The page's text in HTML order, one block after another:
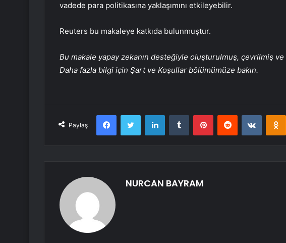
vadede para politikasına yaklaşımını etkileyebilir.
Reuters bu makaleye katkıda bulunmuştur.
Bu makale yapay zekanın desteğiyle oluşturulmuş, çevrilmiş
Daha fazla bilgi için Şart ve Koşullar bölümümüze bakın.
Paylaş
FacebookTwitter LinkedInTumblr PinterestReddit
NURCAN BAYRAM